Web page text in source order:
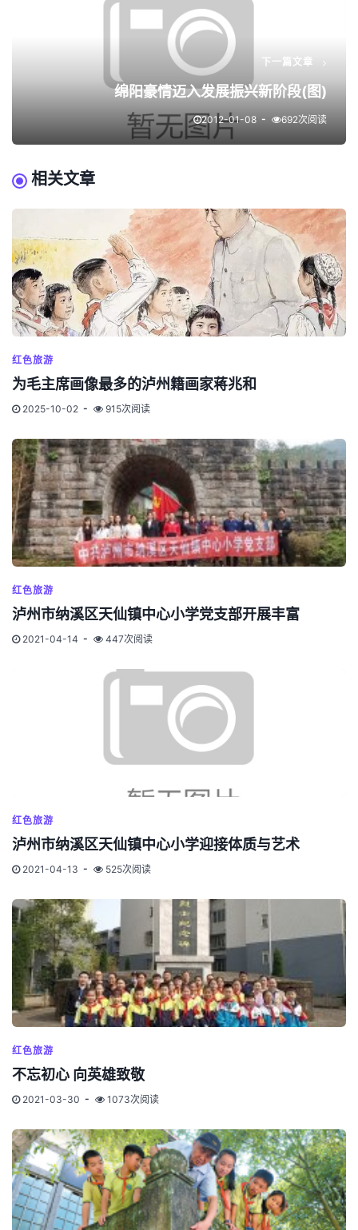
下一篇文章
绵阳豪情迈入发展振兴新阶段(图)
2012-01-08 692次阅读
相关文章
红色旅游
为毛主席画像最多的泸州籍画家蒋兆和
2025-10-02 915次阅读
红色旅游
泸州市纳溪区天仙镇中心小学党支部开展丰富
2021-04-14 447次阅读
红色旅游
泸州市纳溪区天仙镇中心小学迎接体质与艺术
2021-04-13 525次阅读
红色旅游
不忘初心 向英雄致敬
2021-03-30 1073次阅读